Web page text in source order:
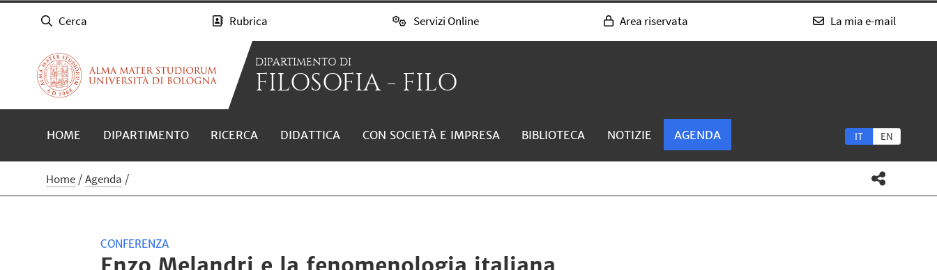
Cerca Rubrica Servizi Online Area riservata La mia e-mail
DIPARTIMENTO DI
FILOSOFIA - FILO
IT EN
HOME DIPARTIMENTO RICERCA DIDATTICA CON SOCIETÀ E IMPRESA BIBLIOTECA NOTIZIE AGENDA
Home Agenda
CONFERENZA